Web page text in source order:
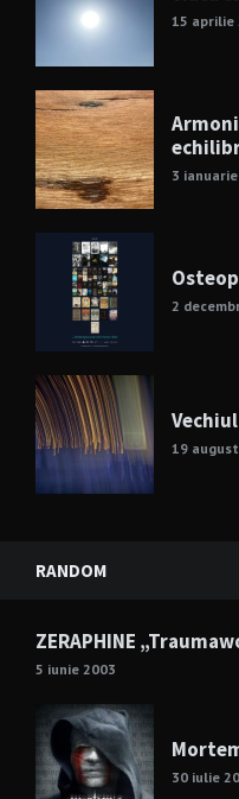
15 aprilie
3
2
19
RANDOM
ZERAPHINE
5 iunie 2003
30 iulie